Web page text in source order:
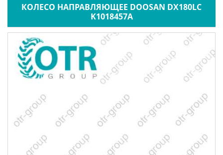
КОЛЕСО НАПРАВЛЯЮЩЕЕ DOOSAN DX180LC
K1018457A